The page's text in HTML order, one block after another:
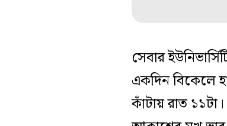
সেবার
একদিন বিকেলে
কাঁটায় রাত